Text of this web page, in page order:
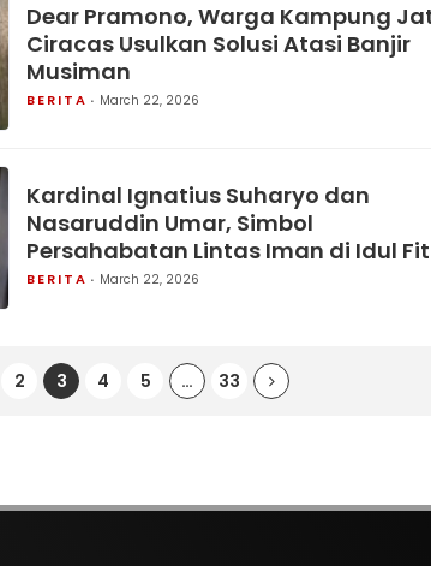
Dear Pramono, Warga Kampung
Ciracas Usulkan Solusi Atasi Banjir
Musiman
BERITA March 22, 2026
Kardinal Ignatius Suharyo dan
Nasaruddin Umar, Simbol
Persahabatan Lintas Iman di Idul
1447 H.
BERITA March 22, 2026
2 3 4 5 … 33